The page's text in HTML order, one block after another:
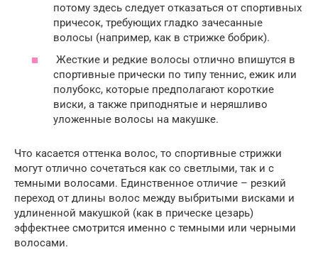
потому здесь следует отказаться от спортивных
причесок, требующих гладко зачесанные
волосы (например, как в стрижке бобрик).
Жесткие и редкие волосы отлично впишутся в
спортивные прически по типу теннис, ежик или
полубокс, которые предполагают короткие
виски, а также приподнятые и неряшливо
уложенные волосы на макушке.
Что касается оттенка волос, то спортивные стрижки
могут отлично сочетаться как со светлыми, так и с
темными волосами. Единственное отличие – резкий
переход от длины волос между выбритыми висками и
удлиненной макушкой (как в прическе цезарь)
эффектнее смотрится именно с темными или черными
волосами.